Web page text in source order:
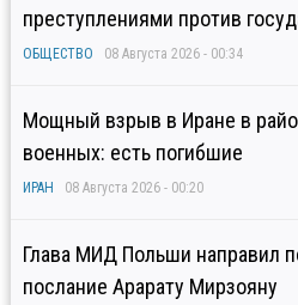
преступлениями против
ОБЩЕСТВО 08 Августа 2026 - 00:34
Мощный взрыв в Иране в
военных: есть погибшие
ИРАН 08 Августа 2026 - 00:20
Глава МИД Польши направил
послание Арарату Мирзояну